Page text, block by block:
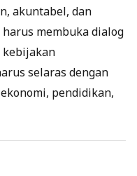
akuntabel, dan
membuka dialog
selaras dengan
pendidikan,